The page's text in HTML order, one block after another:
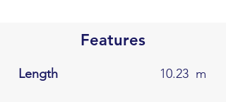
Features
Length 10.23 m